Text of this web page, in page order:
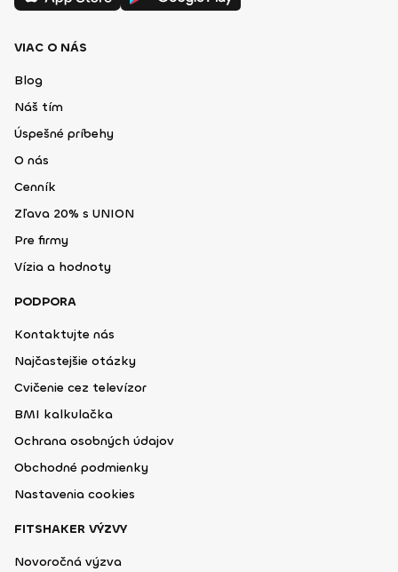
VIAC O NÁS
Blog
Náš tím
Úspešné príbehy
O nás
Cenník
Zľava 20% s UNION
Pre firmy
Vízia a hodnoty
PODPORA
Kontaktujte nás
Najčastejšie otázky
Cvičenie cez televízor
BMI kalkulačka
Ochrana osobných údajov
Obchodné podmienky
Nastavenia cookies
FITSHAKER VÝZVY
Novoročná výzva